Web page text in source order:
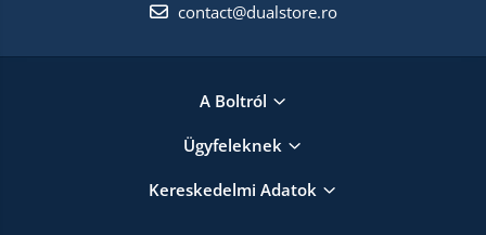
contact@dualstore.ro
A Boltról
Ügyfeleknek
Kereskedelmi Adatok